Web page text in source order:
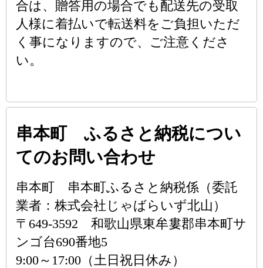
合は、贈答用の場合でも配送先の受取
人様に着払いで転送料をご負担いただ
く事になりますので、ご注意くださ
い。
串本町 ふるさと納税につい
てのお問い合わせ
串本町 串本町ふるさと納税係（委託
業者：株式会社じゃばらいず北山）
〒649-3592 和歌山県東牟婁郡串本町サ
ンゴ台690番地5
9:00～17:00（土日祝日休み）